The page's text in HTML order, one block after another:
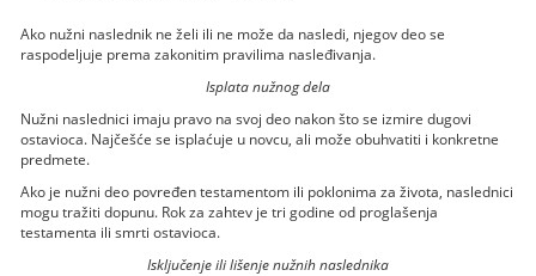
Ako nužni naslednik ne želi ili ne može da nasledi, njegov deo se
raspodeljuje prema zakonitim pravilima nasleđivanja.
Isplata nužnog dela
Nužni naslednici imaju pravo na svoj deo nakon što se izmire dugovi
ostavioca. Najčešće se isplaćuje u novcu, ali može obuhvatiti i konkretne
predmete.
Ako je nužni deo povređen testamentom ili poklonima za života, naslednici
mogu tražiti dopunu. Rok za zahtev je tri godine od proglašenja
testamenta ili smrti ostavioca.
Isključenje ili lišenje nužnih naslednika